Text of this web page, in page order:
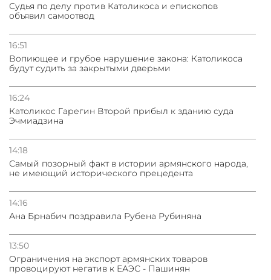
Судья по делу против Католикоса и епископов
объявил самоотвод
16:51
Вопиющее и грубое нарушение закона: Католикоса
будут судить за закрытыми дверьми
16:24
Католикос Гарегин Второй прибыл к зданию суда
Эчмиадзина
14:18
Самый позорный факт в истории армянского народа,
не имеющий исторического прецедента
14:16
Ана Брнабич поздравила Рубена Рубиняна
13:50
Oграничения на экспорт армянских товаров
провоцируют негатив к ЕАЭС - Пашинян